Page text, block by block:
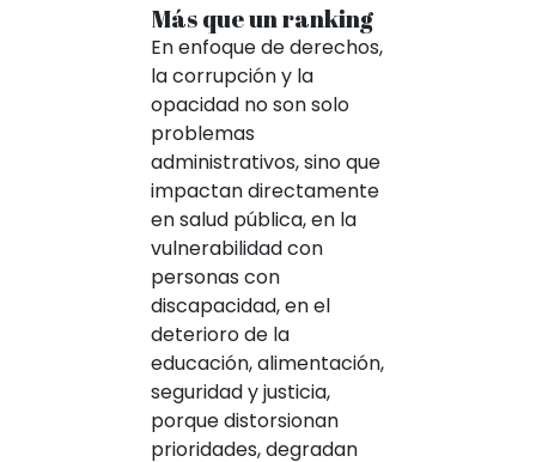
Más que un ranking
En enfoque de derechos,
la corrupción y la
opacidad no son solo
problemas
administrativos, sino que
impactan directamente
en salud pública, en la
vulnerabilidad con
personas con
discapacidad, en el
deterioro de la
educación, alimentación,
seguridad y justicia,
porque distorsionan
prioridades, degradan